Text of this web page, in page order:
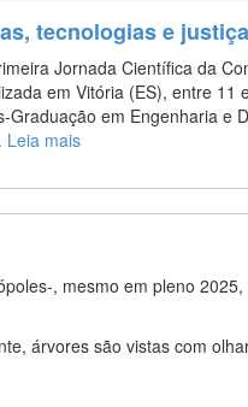
tecnologias e
Jornada Científica da
em Vitória (ES), entre 11
em Engenharia e
Leia mais
, mesmo em pleno
árvores são vistas com